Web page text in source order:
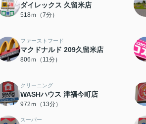
ダイレックス 久留米店
518ｍ（7分）
ファーストフード
マクドナルド 209久留米店
806ｍ（11分）
クリーニング
WASHハウス 津福今町店
972ｍ（13分）
スーパー